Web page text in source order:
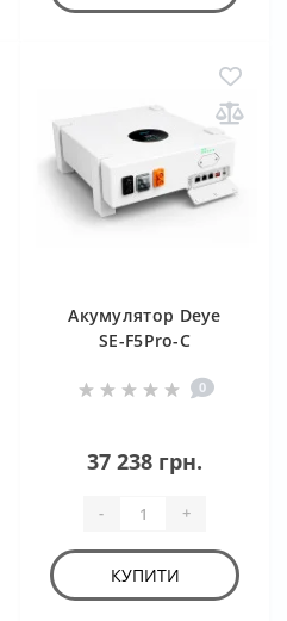
Акумулятор Deye
SE-F5Pro-C
0
37 238 грн.
- +
КУПИТИ